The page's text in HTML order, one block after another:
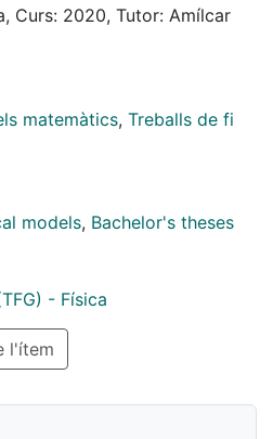
a characteristic frequency
size that follows a power
Curs: 2020, Tutor: Amílcar
matemàtics, Treballs de fi
models, Bachelor's theses
- Física
l'ítem